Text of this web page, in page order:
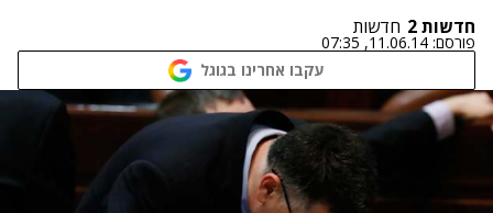
חדשות 2 חדשות
פורסם: 11.06.14, 07:35
עקבו אחרינו בגוגל